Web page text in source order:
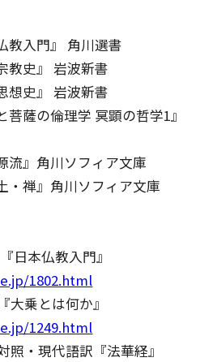
教入門』 角川選書
教史』 岩波新書
想史』 岩波新書
薩の倫理学 冥顕の哲学1』
流』角川ソフィア文庫
・禅』角川ソフィア文庫
日本仏教入門』
1802.html
乗とは何か』
1249.html
・現代語訳『法華経』